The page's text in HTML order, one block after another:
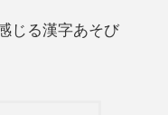
じる漢字あそび